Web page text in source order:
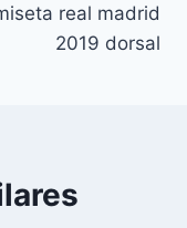
real madrid
2019 dorsal